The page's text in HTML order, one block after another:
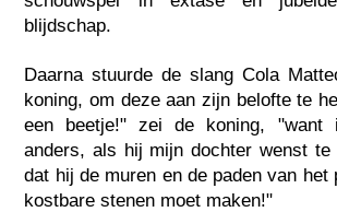
blijdschap.
Daarna stuurde de slang Cola
koning, om deze aan zijn belofte te
een beetje!" zei de koning,
anders, als hij mijn dochter wenst te
dat hij de muren en de paden van het
kostbare stenen moet maken!"